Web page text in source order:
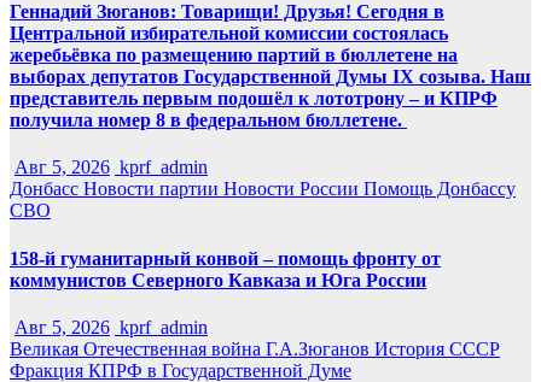
Геннадий Зюганов: Товарищи! Друзья! Сегодня в
Центральной избирательной комиссии состоялась
жеребьёвка по размещению партий в бюллетене на
выборах депутатов Государственной Думы IX созыва. Наш
представитель первым подошёл к лототрону – и КПРФ
получила номер 8 в федеральном бюллетене.
Авг 5, 2026 kprf_admin
Донбасс Новости партии Новости России Помощь Донбассу
СВО
158-й гуманитарный конвой – помощь фронту от
коммунистов Северного Кавказа и Юга России
Авг 5, 2026 kprf_admin
Великая Отечественная война Г.А.Зюганов История СССР
Фракция КПРФ в Государственной Думе